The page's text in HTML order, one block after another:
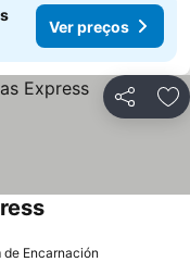
Ver preços
Partilhar
de Encarnación